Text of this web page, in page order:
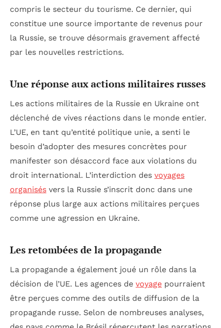
compris le secteur du tourisme. Ce dernier, qui
constitue une source importante de revenus pour
la Russie, se trouve désormais gravement affecté
par les nouvelles restrictions.
Une réponse aux actions militaires russes
Les actions militaires de la Russie en Ukraine ont
déclenché de vives réactions dans le monde entier.
L’UE, en tant qu’entité politique unie, a senti le
besoin d’adopter des mesures concrètes pour
manifester son désaccord face aux violations du
droit international. L’interdiction des voyages
organisés vers la Russie s’inscrit donc dans une
réponse plus large aux actions militaires perçues
comme une agression en Ukraine.
Les retombées de la propagande
La propagande a également joué un rôle dans la
décision de l’UE. Les agences de voyage pourraient
être perçues comme des outils de diffusion de la
propagande russe. Selon de nombreuses analyses,